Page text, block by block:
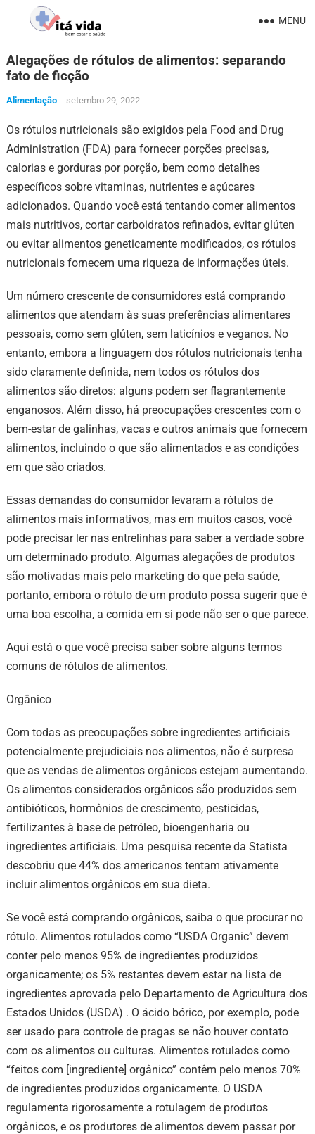
MENU
Alegações de rótulos de alimentos: separando
fato de ficção
Alimentação setembro 29, 2022
Os rótulos nutricionais são exigidos pela Food and Drug
Administration (FDA) para fornecer porções precisas,
calorias e gorduras por porção, bem como detalhes
específicos sobre vitaminas, nutrientes e açúcares
adicionados. Quando você está tentando comer alimentos
mais nutritivos, cortar carboidratos refinados, evitar glúten
ou evitar alimentos geneticamente modificados, os rótulos
nutricionais fornecem uma riqueza de informações úteis.
Um número crescente de consumidores está comprando
alimentos que atendam às suas preferências alimentares
pessoais, como sem glúten, sem laticínios e veganos. No
entanto, embora a linguagem dos rótulos nutricionais tenha
sido claramente definida, nem todos os rótulos dos
alimentos são diretos: alguns podem ser flagrantemente
enganosos. Além disso, há preocupações crescentes com o
bem-estar de galinhas, vacas e outros animais que fornecem
alimentos, incluindo o que são alimentados e as condições
em que são criados.
Essas demandas do consumidor levaram a rótulos de
alimentos mais informativos, mas em muitos casos, você
pode precisar ler nas entrelinhas para saber a verdade sobre
um determinado produto. Algumas alegações de produtos
são motivadas mais pelo marketing do que pela saúde,
portanto, embora o rótulo de um produto possa sugerir que é
uma boa escolha, a comida em si pode não ser o que parece.
Aqui está o que você precisa saber sobre alguns termos
comuns de rótulos de alimentos.
Orgânico
Com todas as preocupações sobre ingredientes artificiais
potencialmente prejudiciais nos alimentos, não é surpresa
que as vendas de alimentos orgânicos estejam aumentando.
Os alimentos considerados orgânicos são produzidos sem
antibióticos, hormônios de crescimento, pesticidas,
fertilizantes à base de petróleo, bioengenharia ou
ingredientes artificiais. Uma pesquisa recente da Statista
descobriu que 44% dos americanos tentam ativamente
incluir alimentos orgânicos em sua dieta.
Se você está comprando orgânicos, saiba o que procurar no
rótulo. Alimentos rotulados como “USDA Organic” devem
conter pelo menos 95% de ingredientes produzidos
organicamente; os 5% restantes devem estar na lista de
ingredientes aprovada pelo Departamento de Agricultura dos
Estados Unidos (USDA) . O ácido bórico, por exemplo, pode
ser usado para controle de pragas se não houver contato
com os alimentos ou culturas. Alimentos rotulados como
“feitos com [ingrediente] orgânico” contêm pelo menos 70%
de ingredientes produzidos organicamente. O USDA
regulamenta rigorosamente a rotulagem de produtos
orgânicos, e os produtores de alimentos devem passar por